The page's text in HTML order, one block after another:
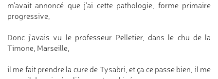
m'avait annoncé que j'ai cette pathologie, forme primaire
progressive,
Donc j'avais vu le professeur Pelletier, dans le chu de la
Timone, Marseille,
il me fait prendre la cure de Tysabri, et ça ce passe bien, il me